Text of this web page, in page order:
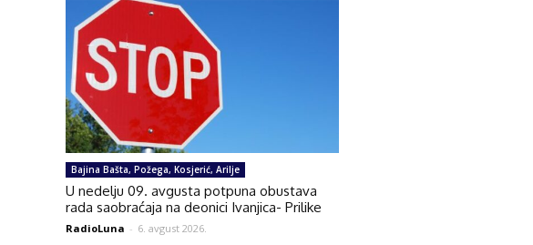
Bajina Bašta, Požega, Kosjerić, Arilje
U nedelju 09. avgusta potpuna obustava
rada saobraćaja na deonici Ivanjica- Prilike
RadioLuna - 6. avgust 2026.